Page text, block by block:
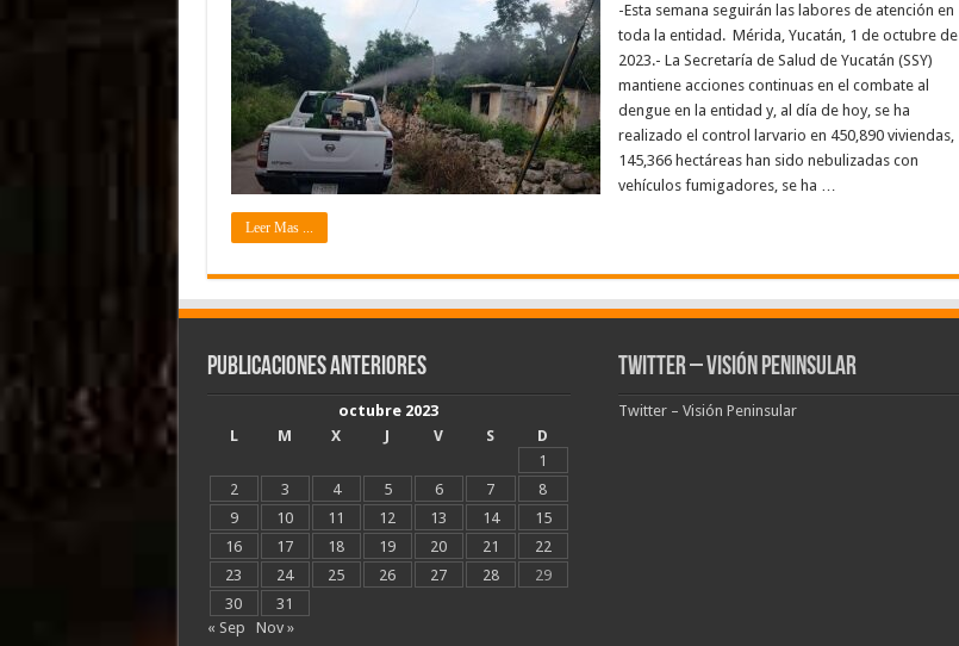
-Esta semana seguirán las labores de atención en
toda la entidad. Mérida, Yucatán, 1 de octubre de
2023.- La Secretaría de Salud de Yucatán (SSY)
mantiene acciones continuas en el combate al
dengue en la entidad y, al día de hoy, se ha
realizado el control larvario en 450,890 viviendas,
145,366 hectáreas han sido nebulizadas con
vehículos fumigadores, se ha …
Leer Mas ...
Publicaciones Anteriores
octubre 2023
L
M X J V S
D
1
2
3 4 5 6 7
8
9
10 11 12 13 14
15
16
17 18 19 20 21
22
23
24 25 26 27 28
29
30
31
« Sep
Nov »
Twitter – Visión Peninsular
Twitter – Visión Peninsular